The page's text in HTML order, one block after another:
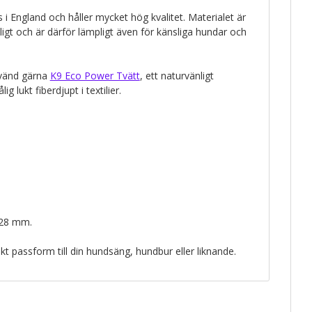
i England och håller mycket hög kvalitet. Materialet är
och är därför lämpligt även för känsliga hundar och
gärna K9 Eco Power Tvätt, ett naturvänligt
lukt fiberdjupt i textilier.
mm.
passform till din hundsäng, hundbur eller liknande.